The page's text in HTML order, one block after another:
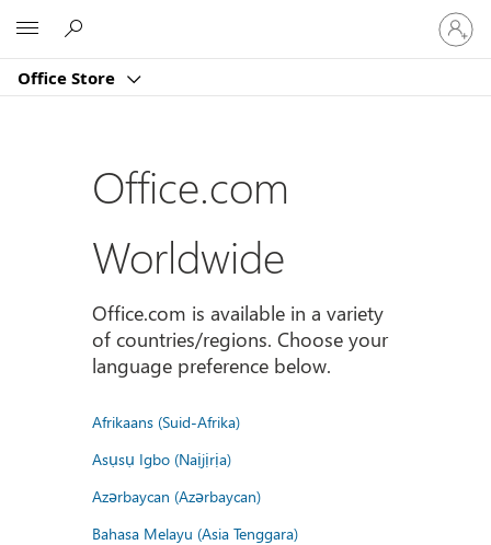
Office Store
Sign
in
to
account
Office.com
Worldwide
Office.com is available in a variety
of countries/regions. Choose your
language preference below.
Afrikaans (Suid-Afrika)
Asụsụ Igbo (Naịjịrịa)
Azərbaycan (Azərbaycan)
Bahasa Melayu (Asia Tenggara)